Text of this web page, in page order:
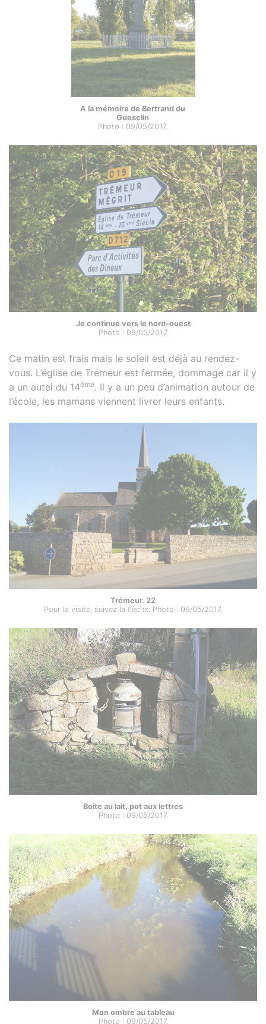
A la mémoire de Bertrand du
Guesclin
Photo : 09/05/2017.
Je continue vers le nord-ouest
Photo : 09/05/2017.
Ce matin est frais mais le soleil est déjà au rendez-
vous. L’église de Trémeur est fermée, dommage car il y
a un autel du 14ème. Il y a un peu d’animation autour de
l’école, les mamans viennent livrer leurs enfants.
Trémeur. 22
Pour la visite, suivez la flèche. Photo : 09/05/2017.
Boîte au lait, pot aux lettres
Photo : 09/05/2017.
Mon ombre au tableau
Photo : 09/05/2017.